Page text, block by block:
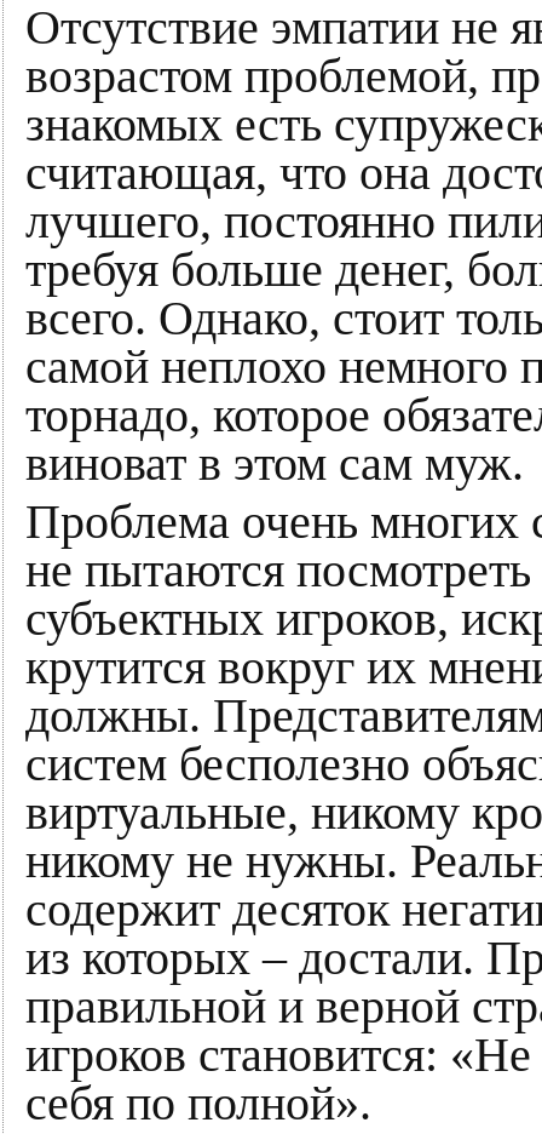
Отсутствие эмпатии не
возрастом проблемой,
знакомых есть
считающая, что она
лучшего, постоянно
требуя больше денег,
всего. Однако, стоит
самой неплохо немного
торнадо, которое
виноват в этом сам муж.
Проблема очень многих
не пытаются
субъектных игроков,
крутится вокруг их
должны.
систем бесполезно
виртуальные, никому
никому не нужны.
содержит десяток
из которых – достали.
правильной и верной
игроков становится:
себя по полной».